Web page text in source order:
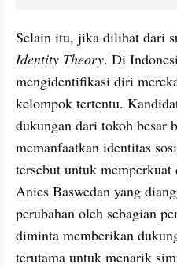
Selain itu, jika dilihat dari
Identity Theory. Di
mengidentifikasi diri
kelompok tertentu.
dukungan dari tokoh besar
memanfaatkan identitas
tersebut untuk
Anies Baswedan yang
perubahan oleh sebagian
diminta memberikan
terutama untuk menarik